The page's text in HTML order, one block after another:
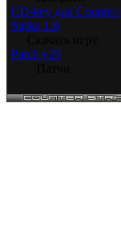
CD-key для Counter-
Strike 1.6
Patch v29